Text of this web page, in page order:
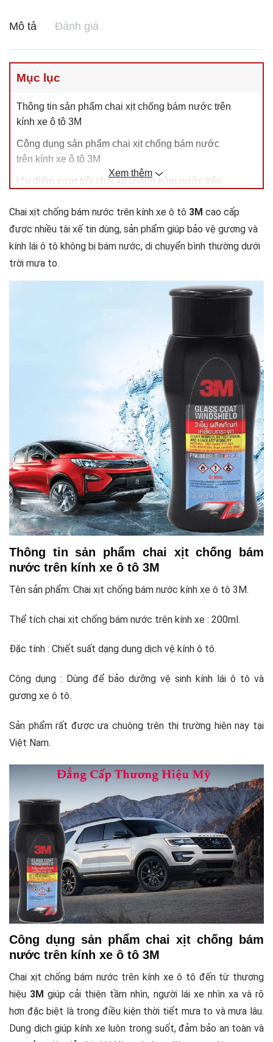
Mô tả Đánh giá
Mục lục
Thông tin sản phẩm chai xịt chống bám nước trên
kính xe ô tô 3M
Công dụng sản phẩm chai xịt chống bám nước
trên kính xe ô tô 3M
Ưu điểm vượt trội chai xịt chống bám nước trên
Hướng dẫn sử dụng sản phẩm dung dịch chông
bám nước kính ô tô 3M
Xem thêm
Chai xịt chống bám nước trên kính xe ô tô 3M cao cấp
được nhiều tài xế tin dùng, sản phẩm giúp bảo vệ gương và
kính lái ô tô không bị bám nước, di chuyển bình thường dưới
trời mưa to.
Thông tin sản phẩm chai xịt chống bám
nước trên kính xe ô tô 3M
Tên sản phẩm: Chai xịt chống bám nước kính xe ô tô 3M.
Thể tích chai xịt chống bám nước trên kính xe : 200ml.
Đặc tính : Chiết suất dạng dung dịch vệ kính ô tô.
Công dụng : Dùng để bảo dưỡng vệ sinh kính lái ô tô và
gương xe ô tô.
Sản phẩm rất được ưa chuộng trên thị trường hiện nay tại
Việt Nam.
Công dụng sản phẩm chai xịt chống bám
nước trên kính xe ô tô 3M
Chai xịt chống bám nước trên kính xe ô tô đến từ thương
hiệu 3M giúp cải thiện tầm nhìn, người lái xe nhìn xa và rõ
hơn đặc biệt là trong điều kiện thời tiết mưa to và mưa lâu.
Dung dịch giúp kính xe luôn trong suốt, đảm bảo an toàn và